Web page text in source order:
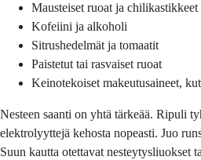
Mausteiset ruoat ja chilikastikkeet
Kofeiini ja alkoholi
Sitrushedelmät ja tomaatit
Paistetut tai rasvaiset ruoat
Keinotekoiset makeutusaineet,
Nesteen saanti on yhtä tärkeää. Ripuli
elektrolyyttejä kehosta nopeasti. Juo
Suun kautta otettavat nesteytysliuokset